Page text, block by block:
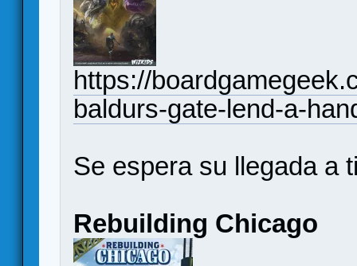
https://
baldurs-gate-lend-a-
Se espera su llegada a
Rebuilding Chicago